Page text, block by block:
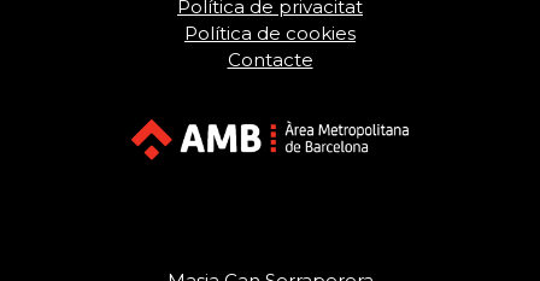
Política de privacitat
Política de cookies
Contacte